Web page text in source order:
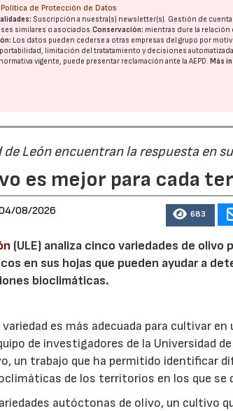
Política de Protección de Datos
Suscripción a nuestra(s) newsletter(s). Gestión de
similares o asociados.Conservación: mientras dure la relación
Los datos pueden cederse a otras empresas del grupo por
limitación del tratatamiento y decisiones
vigente, puede presentar reclamación ante laAEPD.Más
León encuentran la respuesta en
es mejor para cada
08/2026 683
(ULE) analiza cinco variedades de olivo
en sus hojas que pueden ayudar a
bioclimáticas.
variedad es más adecuada para cultivar
de investigadores de la Universidad
un trabajo que ha permitido identificar
de los territorios en los que se
autóctonas de olivo, un cultivo